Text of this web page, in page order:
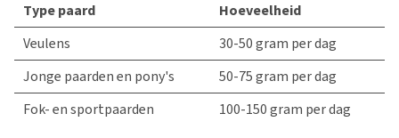
Type paard
Hoeveelheid
Veulens
30-50 gram per dag
Jonge paarden en pony's
50-75 gram per dag
Fok- en sportpaarden
100-150 gram per dag